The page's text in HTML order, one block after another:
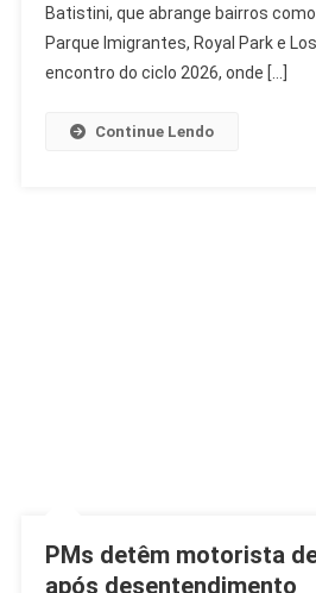
População
Aprova
E
Batistini, que abrange bairros
Parque Imigrantes, Royal Park e
encontro do ciclo 2026, onde […]
Continue Lendo
PMs detêm motorista
após desentendimento